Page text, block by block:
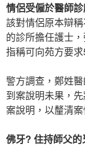
情侶受僱於醫師
該對情侶原本辯
的診所擔任護士
指稱可向苑方要
警方調查，鄭姓
到案說明未果，
案說明，以釐清案
佛牙? 住持師父的